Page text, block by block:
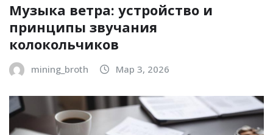
Музыка ветра: устройство и
принципы звучания
колокольчиков
mining_broth Мар 3, 2026